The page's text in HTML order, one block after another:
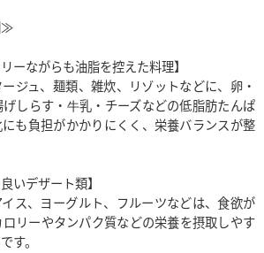
≫
ーながらも油脂を控えた料理】
ジュ、麺類、雑炊、リゾットなどに、卵・
しらす・牛乳・チーズなどの低脂肪たんぱ
も負担がかかりにくく、栄養バランスが整
いデザート類】
ス、ヨーグルト、フルーツなどは、食欲が
リーやタンパク質などの栄養を摂取しやす
す。